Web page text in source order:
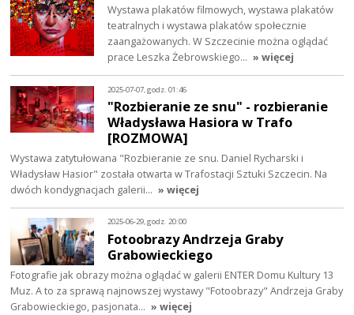
Wystawa plakatów filmowych, wystawa plakatów
teatralnych i wystawa plakatów społecznie
zaangażowanych. W Szczecinie można oglądać
prace Leszka Żebrowskiego… » więcej
2025-07-07, godz. 01:46
"Rozbieranie ze snu" - rozbieranie
Władysława Hasiora w Trafo
[ROZMOWA]
Wystawa zatytułowana "Rozbieranie ze snu. Daniel Rycharski i
Władysław Hasior" została otwarta w Trafostacji Sztuki Szczecin. Na
dwóch kondygnacjach galerii… » więcej
2025-06-29, godz. 20:00
Fotoobrazy Andrzeja Graby
Grabowieckiego
Fotografie jak obrazy można oglądać w galerii ENTER Domu Kultury 13
Muz. A to za sprawą najnowszej wystawy "Fotoobrazy" Andrzeja Graby
Grabowieckiego, pasjonata… » więcej